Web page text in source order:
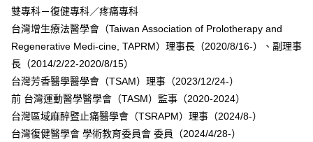
雙專科－復健專科／疼痛專科
台灣增生療法醫學會（Taiwan Association of Prolotherapy and
Regenerative Medi-cine, TAPRM）理事長（2020/8/16-）、副理事
長（2014/2/22-2020/8/15）
台灣芳香醫學醫學會（TSAM）理事（2023/12/24-）
前 台灣運動醫學醫學會（TASM）監事（2020-2024）
台灣區域麻醉暨止痛醫學會（TSRAPM）理事（2024/8-）
台灣復健醫學會 學術教育委員會 委員（2024/4/28-）